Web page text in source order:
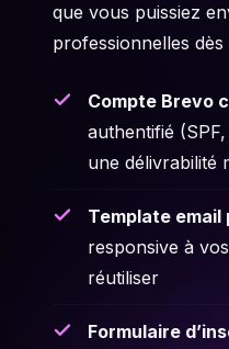
que vous puissiez
professionnelles dès
Compte Brevo
authentifié
une délivrabilité
Template email
responsive à
réutiliser
Formulaire